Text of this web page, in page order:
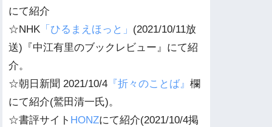
にて紹介
☆NHK 「ひるまえほっと」 (2021/10/11放
送)『中江有里のブックレビュー』にて紹
介。
☆朝日新聞 2021/10/4 『折々のことば』 欄
にて紹介(鷲田清一氏)。
☆書評サイト HONZにて紹介(2021/10/4掲